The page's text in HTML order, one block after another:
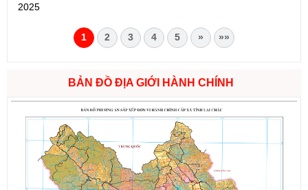
2025
1 2 3 4 5 » »»
BẢN ĐỒ ĐỊA GIỚI HÀNH CHÍNH